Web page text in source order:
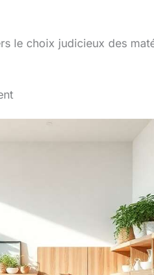
le choix judicieux des